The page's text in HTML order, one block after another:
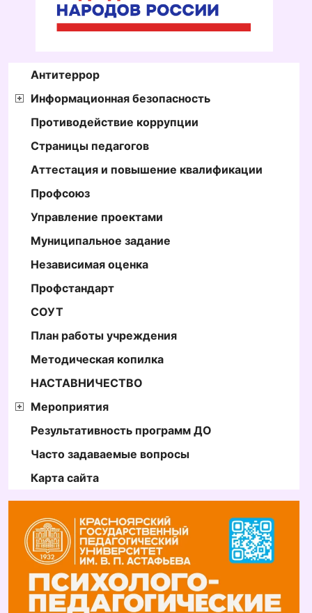
Антитеррор
Информационная безопасность
Противодействие коррупции
Страницы педагогов
Аттестация и повышение квалификации
Профсоюз
Управление проектами
Муниципальное задание
Независимая оценка
Профстандарт
СОУТ
План работы учреждения
Методическая копилка
НАСТАВНИЧЕСТВО
Мероприятия
Результативность программ ДО
Часто задаваемые вопросы
Карта сайта